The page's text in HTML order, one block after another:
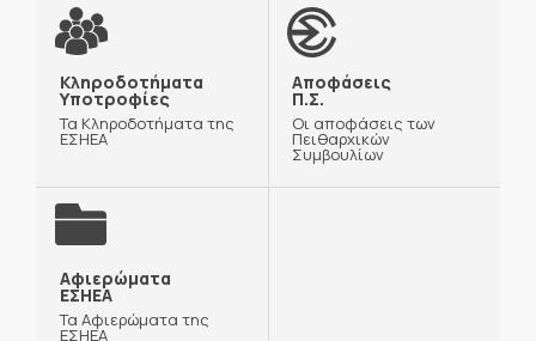
Κληροδοτήματα
Υποτροφίες
Τα Κληροδοτήματα της
ΕΣΗΕΑ
Αποφάσεις
Π.Σ.
Οι αποφάσεις των
Πειθαρχικών
Συμβουλίων
Αφιερώματα
ΕΣΗΕΑ
Τα Αφιερώματα της
ΕΣΗΕΑ